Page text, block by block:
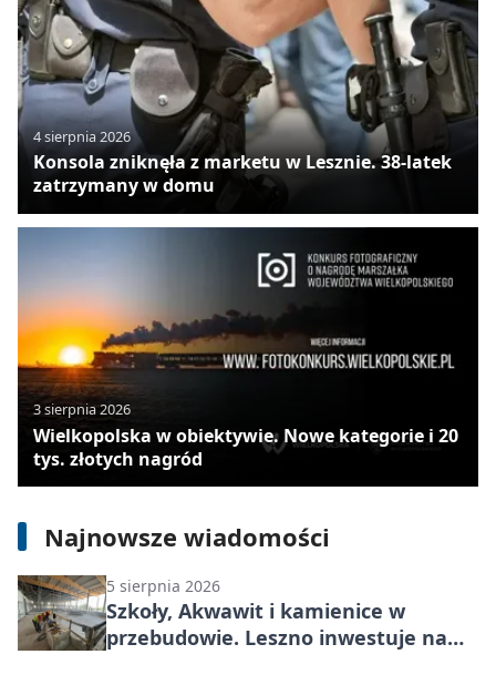
4 sierpnia 2026
Konsola zniknęła z marketu w Lesznie. 38-latek
zatrzymany w domu
3 sierpnia 2026
Wielkopolska w obiektywie. Nowe kategorie i 20
tys. złotych nagród
Najnowsze wiadomości
7 sierpnia 2026
Ratownicy szybciej poznają stan
zdrowia seniora. Pudełko Życia trafi
do Leszna
5 sierpnia 2026
Szkoły, Akwawit i kamienice w
przebudowie. Leszno inwestuje na